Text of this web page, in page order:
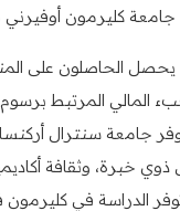
كليرمون أوفيرني
المالي المرتبط
جامعة سنترال
خبرة، وثقافة
الدراسة في